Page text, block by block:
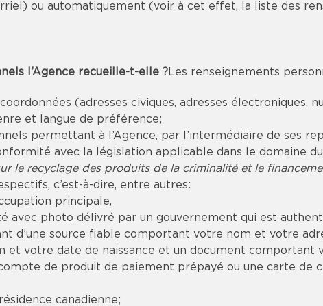
ou automatiquement (voir à cet effet, la liste des
l’Agence recueille-t-elle ?Les renseignements
(adresses civiques, adresses électroniques,
et langue de préférence;
permettant à l’Agence, par l’intermédiaire de ses
avec la législation applicable dans le domaine
le recyclage des produits de la criminalité et le
c’est-à-dire, entre autres:
principale,
avec photo délivré par un gouvernement qui est
d’une source fiable comportant votre nom et votre
votre date de naissance et un document comportant
de produit de paiement prépayé ou une carte de
canadienne;